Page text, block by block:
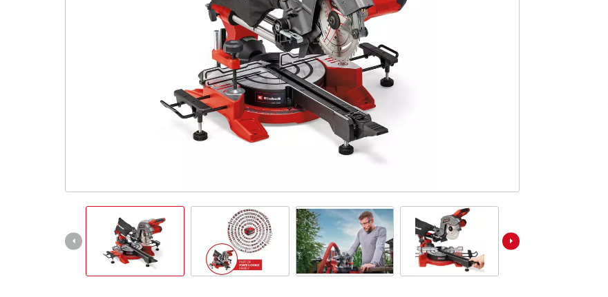
Herramientas de jardín PROFESSIONAL
Todos los productos Power X-Change
Herramientas Power X-Change
Herramientas de jardín Power X-Change
Sierras Ingletadoras
Sierras de Mesa
Sierras de cinta
Compresores
Bombas sumergibles
Bombas sumergibles
Bombas de